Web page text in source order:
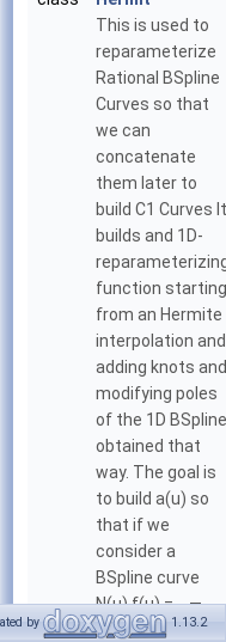
This is used to
reparameterize
Rational BSpline
Curves so that
we can
concatenate
them later to
build C1 Curves It
builds and 1D-
function starting
from an Hermite
interpolation and
adding knots and
modifying poles
of the 1D BSpline
obtained that
way. The goal is
to build a(u) so
that if we
consider a
BSpline curve
N(u) f(u) = --—
D(u)More...
by 1.13.2